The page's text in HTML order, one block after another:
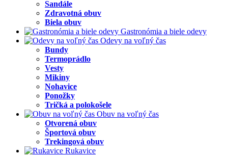
Sandále
Zdravotná obuv
Biela obuv
Gastronómia a biele odevy
Odevy na voľný čas
Bundy
Termoprádlo
Vesty
Mikiny
Nohavice
Ponožky
Tričká a polokošele
Obuv na voľný čas
Otvorená obuv
Športová obuv
Trekingová obuv
Rukavice